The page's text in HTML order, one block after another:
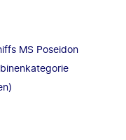
MS Poseidon